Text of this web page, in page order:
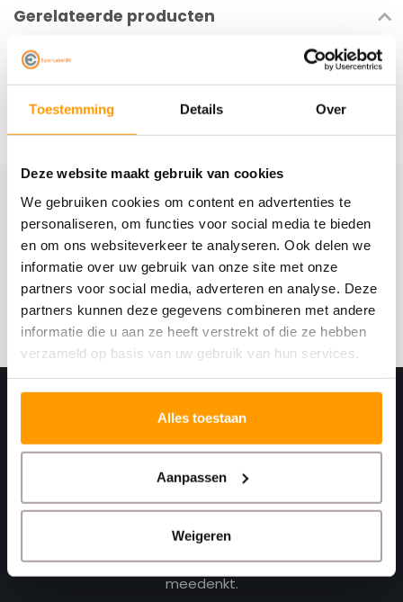
Toestemming Details Over
Deze website maakt gebruik van cookies
We gebruiken cookies om content en advertenties te
personaliseren, om functies voor social media te bieden
en om ons websiteverkeer te analyseren. Ook delen we
informatie over uw gebruik van onze site met onze
partners voor social media, adverteren en analyse. Deze
partners kunnen deze gegevens combineren met andere
informatie die u aan ze heeft verstrekt of die ze hebben
verzameld op basis van uw gebruik van hun services.
Alles toestaan
Aanpassen
Weigeren
Gerelateerde producten
Schrijf je hier in voor onze nieuwsbrief
Ontvang onze nieuwste aanbiedingen en
kortingscodes
Abonneer
Print. Plak. Klaar. Met een partner die met je
meedenkt.